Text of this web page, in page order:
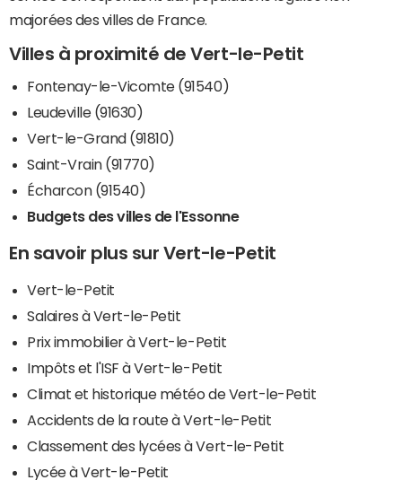
majorées des villes de France.
Villes à proximité de Vert-le-Petit
Fontenay-le-Vicomte (91540)
Leudeville (91630)
Vert-le-Grand (91810)
Saint-Vrain (91770)
Écharcon (91540)
Budgets des villes de l'Essonne
En savoir plus sur Vert-le-Petit
Vert-le-Petit
Salaires à Vert-le-Petit
Prix immobilier à Vert-le-Petit
Impôts et l'ISF à Vert-le-Petit
Climat et historique météo de Vert-le-Petit
Accidents de la route à Vert-le-Petit
Classement des lycées à Vert-le-Petit
Lycée à Vert-le-Petit